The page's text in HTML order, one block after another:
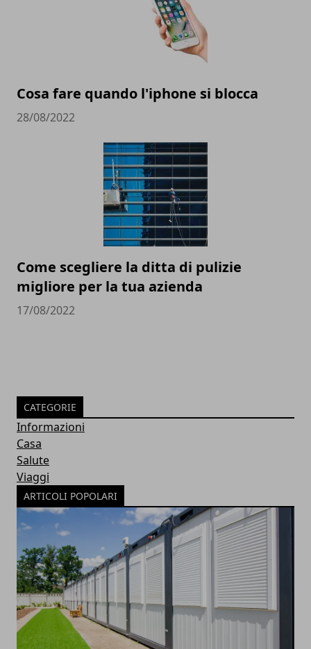
Cosa fare quando l'iphone si blocca
28/08/2022
Come scegliere la ditta di pulizie
migliore per la tua azienda
17/08/2022
CATEGORIE
Informazioni
Casa
Salute
Viaggi
ARTICOLI POPOLARI